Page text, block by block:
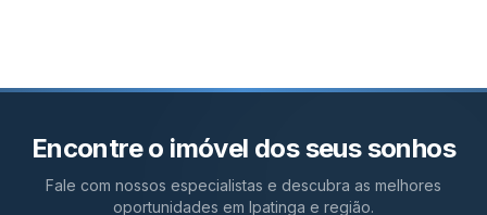
Encontre o imóvel dos seus sonhos
Fale com nossos especialistas e descubra as melhores
oportunidades em Ipatinga e região.